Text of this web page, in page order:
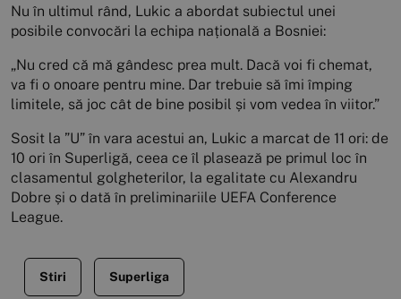
Nu în ultimul rând, Lukic a abordat subiectul unei
posibile convocări la echipa națională a Bosniei:
„Nu cred că mă gândesc prea mult. Dacă voi fi chemat,
va fi o onoare pentru mine. Dar trebuie să îmi împing
limitele, să joc cât de bine posibil și vom vedea în viitor.”
Sosit la ”U” în vara acestui an, Lukic a marcat de 11 ori: de
10 ori în Superligă, ceea ce îl plasează pe primul loc în
clasamentul golgheterilor, la egalitate cu Alexandru
Dobre și o dată în preliminariile UEFA Conference
League.
Stiri Superliga